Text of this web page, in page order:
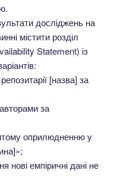
досліджень на
містити розділ
Statement) із
[назва] за
за
оприлюдненню у
нові емпіричні дані не